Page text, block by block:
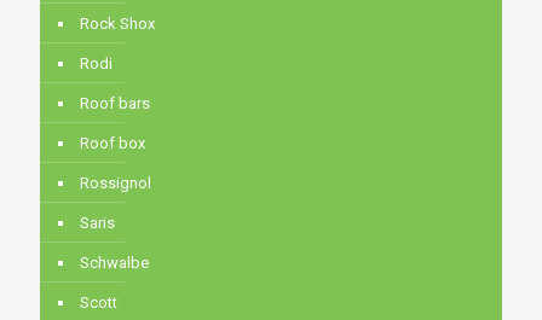
Rock Shox
Rodi
Roof bars
Roof box
Rossignol
Saris
Schwalbe
Scott